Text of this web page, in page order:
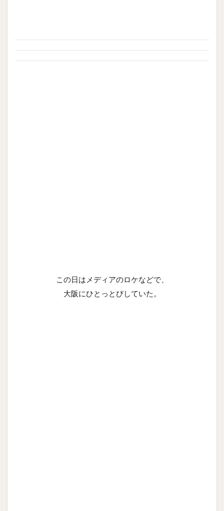
この日はメディアのロケなどで、
大阪にひとっとびしていた。